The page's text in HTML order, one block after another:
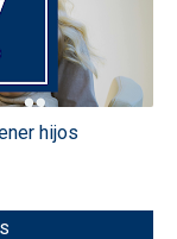
hijos